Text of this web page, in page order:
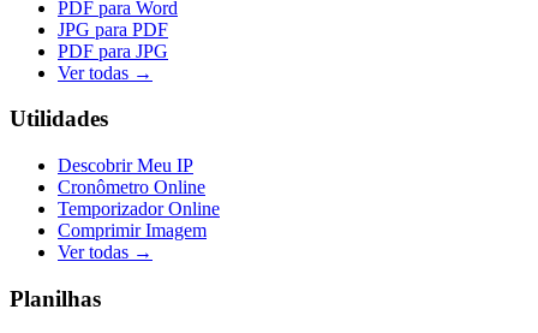
PDF para Word
JPG para PDF
PDF para JPG
Ver todas →
Utilidades
Descobrir Meu IP
Cronômetro Online
Temporizador Online
Comprimir Imagem
Ver todas →
Planilhas